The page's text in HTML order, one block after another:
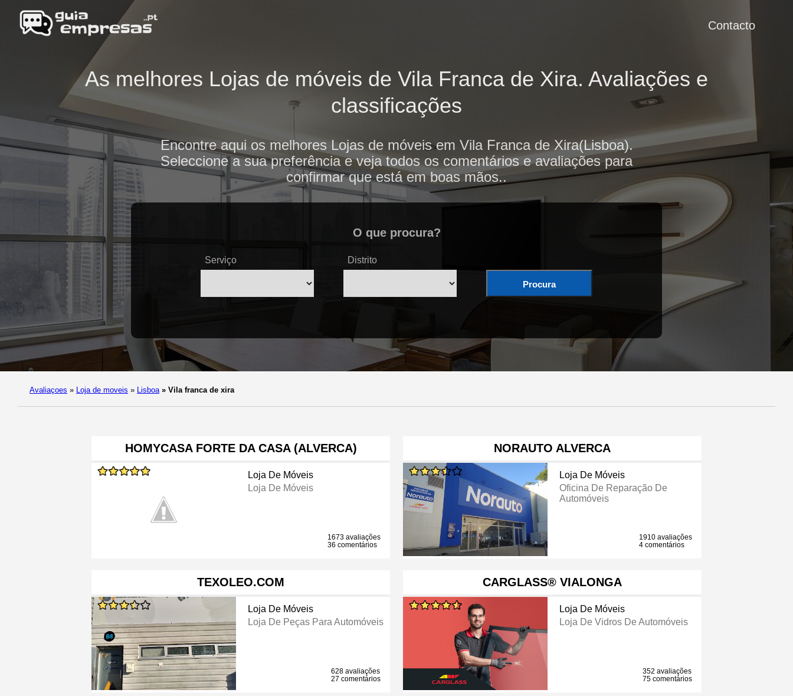
Contacto
As melhores Lojas de móveis de Vila Franca de Xira. Avaliações e
classificações
Encontre aqui os melhores Lojas de móveis em Vila Franca de Xira(Lisboa).
Seleccione a sua preferência e veja todos os comentários e avaliações para
confirmar que está em boas mãos..
O que procura?
Serviço Distrito
Procura
Avaliaçoes » Loja de moveis » Lisboa » Vila franca de xira
HOMYCASA FORTE DA CASA (ALVERCA)
Loja De Móveis
Loja De Móveis
1673 avaliações
36 comentários
NORAUTO ALVERCA
Loja De Móveis
Oficina De Reparação De
Automóveis
1910 avaliações
4 comentários
TEXOLEO.COM
Loja De Móveis
Loja De Peças Para Automóveis
628 avaliações
27 comentários
CARGLASS® VIALONGA
Loja De Móveis
Loja De Vidros De Automóveis
352 avaliações
75 comentários